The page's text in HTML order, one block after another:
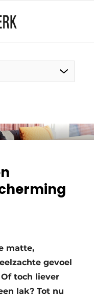
voor de
matte,
gevoel
toch liever
lak? Tot nu